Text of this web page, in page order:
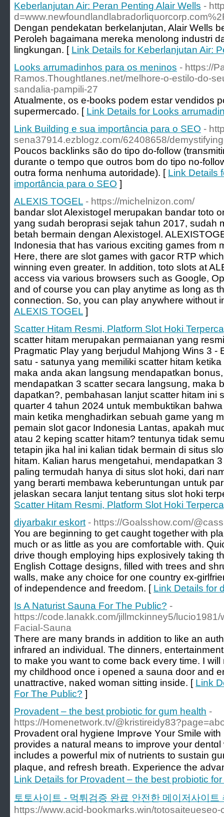
Keberlanjutan Air: Peran Penting Alair Wells -
Dengan pendekatan berkelanjutan, Alair Wells
Peroleh bagaimana mereka menolong industri
lingkungan. [ Link Details for Keberlanjutan Air:
Looks arrumadinhos para os meninos - https://
Ramos.Thoughtlanes.net/melhore-o-estilo-do-
sandalia-pampili-27
Atualmente, os e-books podem estar vendidos
supermercado. [ Link Details for Looks
Link Building e sua importância para o SEO -
sena37914.ezblogz.com/62408658/
Poucos backlinks são do tipo do-follow
durante o tempo que outros bom do tipo no-
outra forma nenhuma autoridade). [ Link Details
importância para o SEO ]
ALEXIS TOGEL - https://michelnizon.com/
bandar slot Alexistogel merupakan bandar toto
yang sudah beroprasi sejak tahun 2017, sudah
betah bermain dengan Alexistogel.
Indonesia that has various exciting games from
Here, there are slot games with gacor RTP
winning even greater. In addition, toto slots at
access via various browsers such as Google,
and of course you can play anytime as long as
connection. So, you can play anywhere without
ALEXIS TOGEL ]
Scatter Hitam Resmi, Platform Slot Hoki
scatter hitam merupakan permaianan yang
Pragmatic Play yang berjudul Mahjong Wins 3 -
satu - satunya yang memiliki scatter hitam
maka anda akan langsung mendapatkan
mendapatkan 3 scatter secara langsung, maka
dapatkan?, pembahasan lanjut scatter hitam ini
quarter 4 tahun 2024 untuk membuktikan
main ketika menghadirkan sebuah game yang
pemain slot gacor Indonesia Lantas, apakah
atau 2 keping scatter hitam? tentunya tidak
tetapin jika hal ini kalian tidak bermain di situs
hitam. Kalian harus mengetahui, mendapatkan
paling termudah hanya di situs slot hoki, dari
yang berarti membawa keberuntungan untuk
jelaskan secara lanjut tentang situs slot hoki
Scatter Hitam Resmi, Platform Slot Hoki
diyarbakır eskort - https://Goalsshow.com/
You are beginning to get caught together with
much or as little as you are comfortable with.
drive though employing hips explosively taking
English Cottage designs, filled with trees and
walls, make any choice for one country ex-
of independence and freedom. [ Link Details for
Is A Naturist Sauna For The Public? -
https://code.lanakk.com/jillmckinney5/
Facial-Sauna
There are many brands in addition to like an
infrared an individual. The dinners,
to make you want to come back every time. I
my childhood once i opened a sauna door and
unattractive, naked woman sitting inside. [ Link
For The Public? ]
Provadent – the best probiotic for gum health -
https://Homenetwork.tv/
Provadent oгal hygiene Imprߋve Yοur Smile with Provadent: Proνadent
provides a natural means to improve your
includes a powerfuⅼ mix of nutrients to sustain
Link Details for Provadent – the best probiotic
토토사이트 - 먹튀검증 완료 안전한 메이저사이트
https://www.acid-bookmarks.win/